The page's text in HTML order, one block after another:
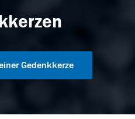
Gedenkkerze